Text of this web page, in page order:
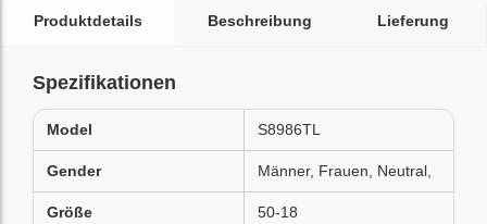
Produktdetails Beschreibung Lieferung
Spezifikationen
Model S8986TL
Gender Männer, Frauen, Neutral,
Größe 50-18